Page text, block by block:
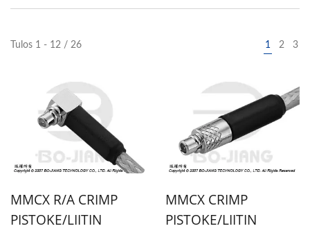
Tulos 1 - 12 / 26 1 2 3
MMCX R/A CRIMP
PISTOKE/LIITIN
MMCX CRIMP
PISTOKE/LIITIN